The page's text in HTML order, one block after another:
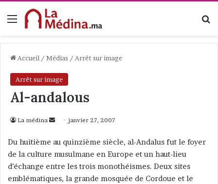
Menu
Accueil / Médias / Arrêt sur image
Arrêt sur image
Al-andalous
La médina
v
o
y
e
janvier 27, 2007
Du huitième au quinzième siècle, al-Andalus fut le foyer
de la culture musulmane en Europe et un haut-lieu
d’échange entre les trois monothéismes. Deux sites
emblématiques, la grande mosquée de Cordoue et le